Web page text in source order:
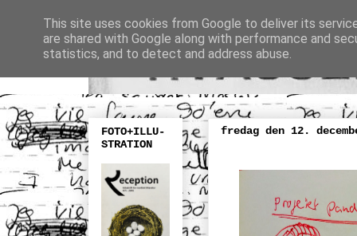
fredag den 12.
FOTO+ILLU-
STRATION
This site uses cookies from Google to deliver its
are shared with Google along with performance and
statistics, and to detect and address abuse.